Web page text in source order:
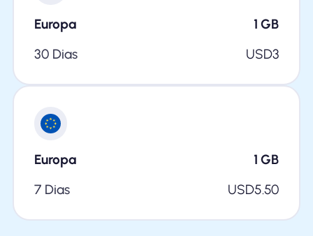
Europa 1 GB
30 Dias
USD3
Europa 1 GB
7 Dias
USD5.50